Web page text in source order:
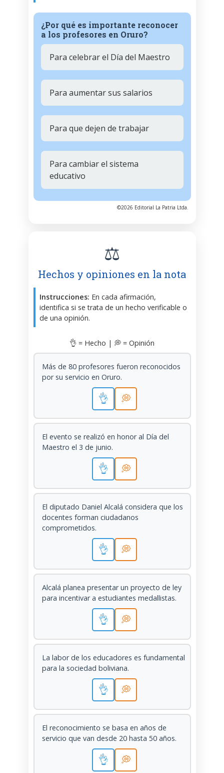
¿Por qué es importante reconocer
a los profesores en Oruro?
Para celebrar el Día del Maestro
Para aumentar sus salarios
Para que dejen de trabajar
Para cambiar el sistema
educativo
©2026 Editorial La Patria Ltda.
⚖️
Hechos y opiniones en la nota
Instrucciones: En cada afirmación,
identifica si se trata de un hecho verificable o
de una opinión.
👌 = Hecho | 💭 = Opinión
Más de 80 profesores fueron reconocidos
por su servicio en Oruro.
👌 💭
El evento se realizó en honor al Día del
Maestro el 3 de junio.
👌 💭
El diputado Daniel Alcalá considera que los
docentes forman ciudadanos
comprometidos.
👌 💭
Alcalá planea presentar un proyecto de ley
para incentivar a estudiantes medallistas.
👌 💭
La labor de los educadores es fundamental
para la sociedad boliviana.
👌 💭
El reconocimiento se basa en años de
servicio que van desde 20 hasta 50 años.
👌 💭